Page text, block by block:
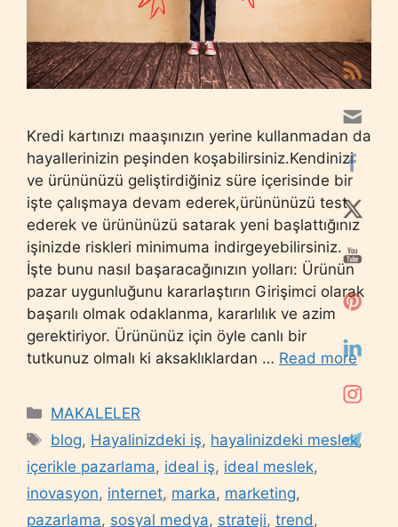
Kredi kartınızı maaşınızın yerine kullanmadan da
hayallerinizin peşinden koşabilirsiniz.Kendinizi
ve ürününüzü geliştirdiğiniz süre içerisinde bir
işte çalışmaya devam ederek,ürününüzü test
ederek ve ürününüzü satarak yeni başlattığınız
işinizde riskleri minimuma indirgeyebilirsiniz.
İşte bunu nasıl başaracağınızın yolları: Ürünün
pazar uygunluğunu kararlaştırın Girişimci olarak
başarılı olmak odaklanma, kararlılık ve azim
gerektiriyor. Ürününüz için öyle canlı bir
tutkunuz olmalı ki aksaklıklardan … Read more
Categories
MAKALELER
Tags
blog, Hayalinizdeki iş, hayalinizdeki meslek,
içerikle pazarlama, ideal iş, ideal meslek,
inovasyon, internet, marka, marketing,
pazarlama, sosyal medya, strateji, trend ,